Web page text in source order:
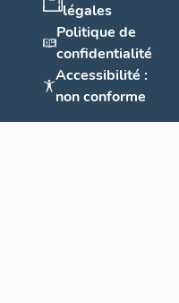
légales
Politique de
confidentialité
Accessibilité :
non conforme